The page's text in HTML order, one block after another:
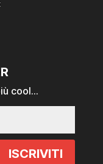
cool...
ISCRIVITI